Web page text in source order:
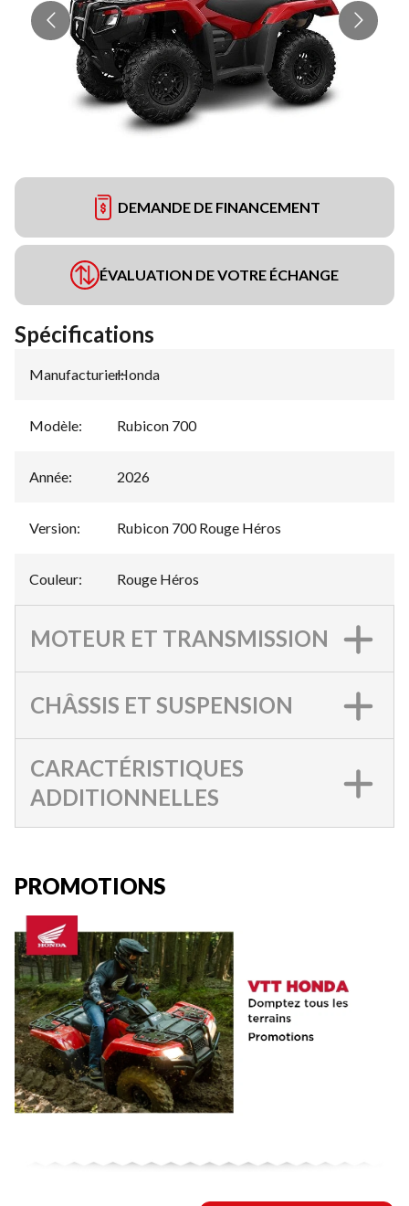
DEMANDE DE FINANCEMENT
ÉVALUATION DE VOTRE ÉCHANGE
Spécifications
Manufacturier:
Honda
Modèle: Rubicon 700
Année: 2026
Version: Rubicon 700 Rouge Héros
Couleur: Rouge Héros
MOTEUR ET TRANSMISSION
CHÂSSIS ET SUSPENSION
CARACTÉRISTIQUES
ADDITIONNELLES
PROMOTIONS